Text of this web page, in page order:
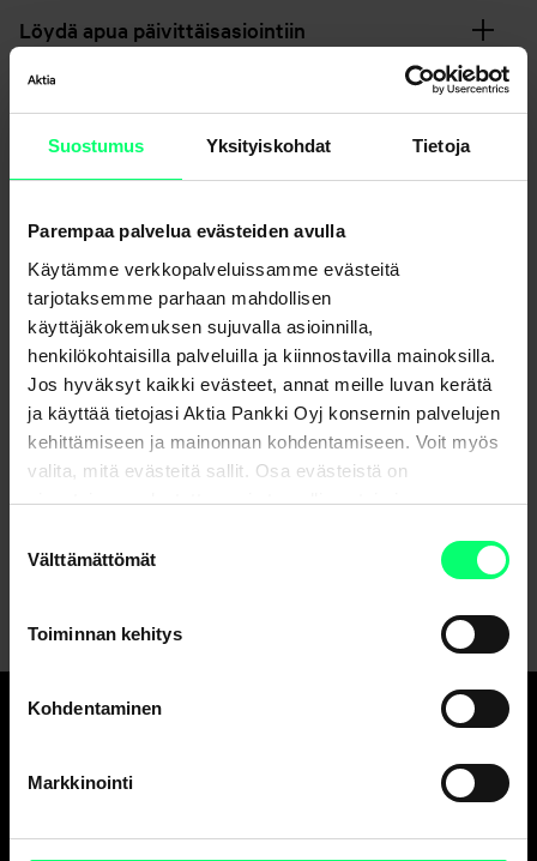
Suostumus Yksityiskohdat Tietoja
Parempaa palvelua evästeiden avulla
Käytämme verkkopalveluissamme evästeitä
tarjotaksemme parhaan mahdollisen
käyttäjäkokemuksen sujuvalla asioinnilla,
henkilökohtaisilla palveluilla ja kiinnostavilla mainoksilla.
Jos hyväksyt kaikki evästeet, annat meille luvan kerätä
ja käyttää tietojasi Aktia Pankki Oyj konsernin palvelujen
kehittämiseen ja mainonnan kohdentamiseen. Voit myös
valita, mitä evästeitä sallit. Osa evästeistä on
sivustojemme luotettavan ja turvallisen toiminnan
valinta
Välttämättömät
Toiminnan kehitys
Kohdentaminen
Markkinointi
Löydä apua päivittäisasiointiin
Varaa aika etätapaamiseen
Poikkeavat aukioloajat
Yhteystiedot
Aktia Tampere
Kauppakatu 2
33210 Tampere
Sijainti kartalla
Ja erinomainen